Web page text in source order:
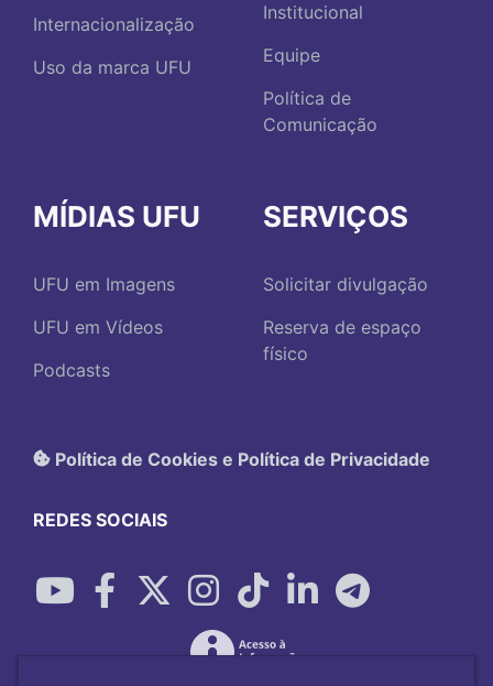
Internacionalização
Uso da marca UFU
Institucional
Equipe
Política de
Comunicação
MÍDIAS UFU
UFU em Imagens
UFU em Vídeos
Podcasts
SERVIÇOS
Solicitar divulgação
Reserva de espaço
físico
Política de Cookies e Política de Privacidade
REDES SOCIAIS